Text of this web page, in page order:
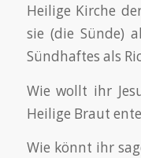
Heilige Kirche
sie (die Sünde)
Sündhaftes als
Wie wollt ihr
Heilige Braut
Wie könnt ihr